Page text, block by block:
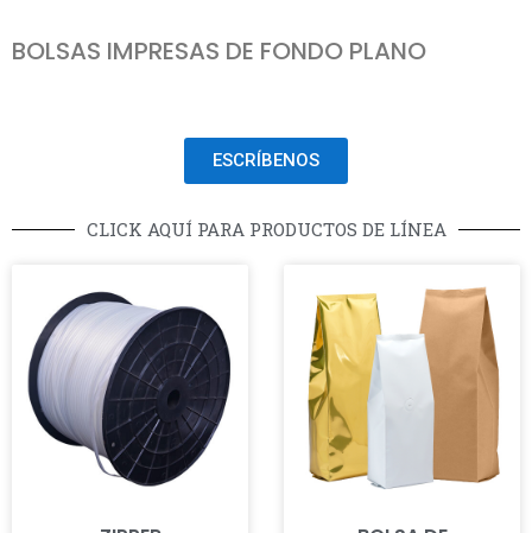
BOLSAS IMPRESAS DE FONDO PLANO
ESCRÍBENOS
CLICK AQUÍ PARA PRODUCTOS DE LÍNEA